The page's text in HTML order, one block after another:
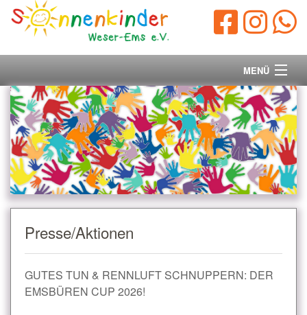
MENÜ
Startseite
Vorstand
Unsere Ziele
Ihre Spende
Kontakt
Presse/Aktionen
GUTES TUN & RENNLUFT SCHNUPPERN: DER
EMSBÜREN CUP 2026!